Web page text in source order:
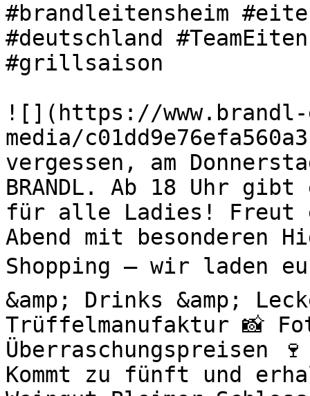
#brandleitensheim
#deutschland
#grillsaison
![](https://
media/
vergessen, am
BRANDL. Ab 18 Uhr
für alle Ladies! Freut
Abend mit besonderen
Shopping – wir laden
&amp; Drinks &amp;
Trüffelmanufaktur 📸
Überraschungspreisen
Kommt zu fünft und